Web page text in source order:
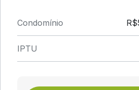
Condomínio
IPTU